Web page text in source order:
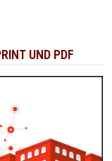
UND PDF